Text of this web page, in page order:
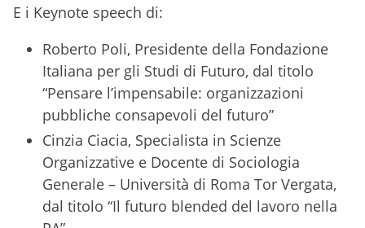
E i Keynote speech di:
Roberto Poli, Presidente della Fondazione
Italiana per gli Studi di Futuro, dal titolo
“Pensare l’impensabile: organizzazioni
pubbliche consapevoli del futuro”
Cinzia Ciacia, Specialista in Scienze
Organizzative e Docente di Sociologia
Generale – Università di Roma Tor Vergata,
dal titolo “Il futuro blended del lavoro nella